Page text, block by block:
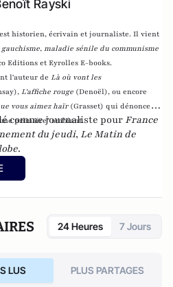
Rayski
est historien, écrivain et journaliste. Il vient
gauchisme, maladie sénile du communisme
Editions et Eyrolles E-books.
l'auteur deLà où vont les
L'affiche rouge (Denoël), ou encore
vous aimez haïr (Grasset) qui dénonce l'
primaire" ambiant.
comme journaliste pour France
du jeudi, Le Matin de
.
24 Heures 7 Jours
LUS PLUS PARTAGES